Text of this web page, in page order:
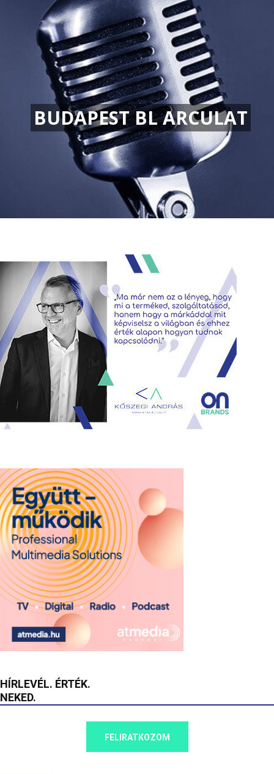
BUDAPEST BL ARCULAT
HÍRLEVÉL. ÉRTÉK.
NEKED.
FELIRATKOZOM